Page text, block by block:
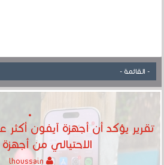
تقرير يؤكد أن أجهزة آيفون
الاحتيالي من أجهزة